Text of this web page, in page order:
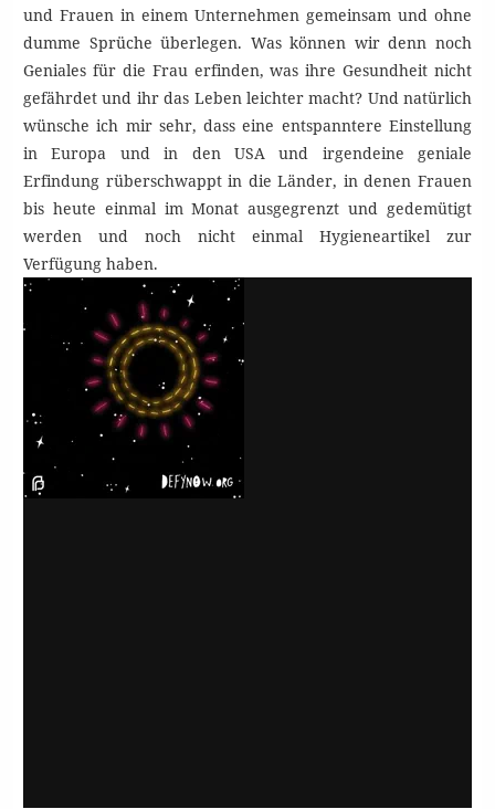
und Frauen in einem Unternehmen gemeinsam und ohne
dumme Sprüche überlegen. Was können wir denn noch
Geniales für die Frau erfinden, was ihre Gesundheit nicht
gefährdet und ihr das Leben leichter macht? Und natürlich
wünsche ich mir sehr, dass eine entspanntere Einstellung
in Europa und in den USA und irgendeine geniale
Erfindung rüberschwappt in die Länder, in denen Frauen
bis heute einmal im Monat ausgegrenzt und gedemütigt
werden und noch nicht einmal Hygieneartikel zur
Verfügung haben.